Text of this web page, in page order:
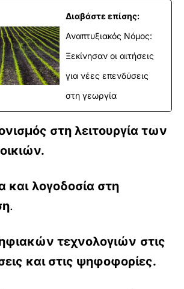
Διαβάστε επίσης:
Αναπτυξιακός Νόμος:
Ξεκίνησαν οι αιτήσεις
για νέες επενδύσεις
στη γεωργία
στη λειτουργία των
και λογοδοσία στη
.
τεχνολογιών στις
και στις ψηφοφορίες.